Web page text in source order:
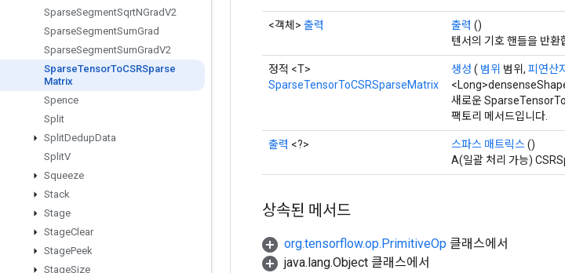
SparseSegmentSqrtNGradV2
SparseSegmentSumGrad
SparseSegmentSumGradV2
SparseTensorToCSRSparse
Matrix
Spence
Split
SplitDedupData
SplitV
Squeeze
Stack
Stage
StageClear
StagePeek
StageSize
<객체> 출력 출력 ()
텐서의 기호 핸들을 반환
정적 <T>
SparseTensorToCSRSparseMatrix
생성 ( 범위 범위, 피연산
새로운
팩토리 메서드입니다.
출력 <?> 스파스 매트릭스()
A(일괄 처리 가능)
상속된 메서드
org.tensorflow.op.PrimitiveOp 클래스에서
java.lang.Object 클래스에서